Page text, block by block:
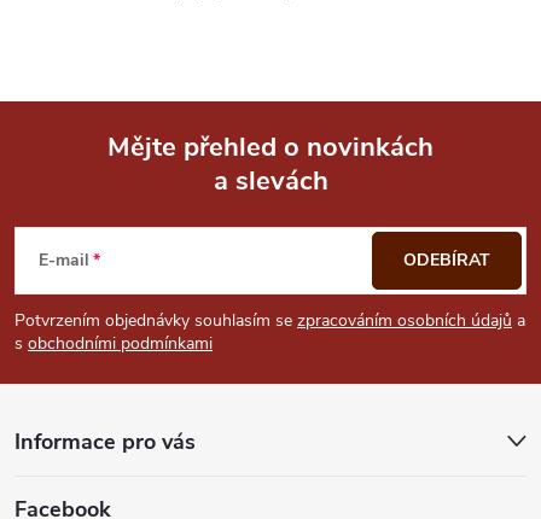
p
a
Mějte přehled o novinkách
a slevách
E-mail
Potvrzením objednávky souhlasím se zpracováním osobních údajů a
s obchodními podmínkami
ODEBÍRAT
Informace pro vás
Facebook